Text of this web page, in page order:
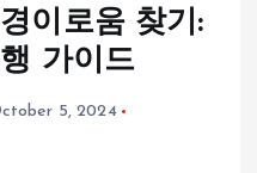
이로움 찾기:
가이드
5, 2024